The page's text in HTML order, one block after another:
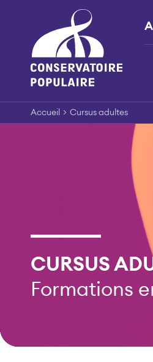
Accueil > Cursus adultes
CURSUS
Formations